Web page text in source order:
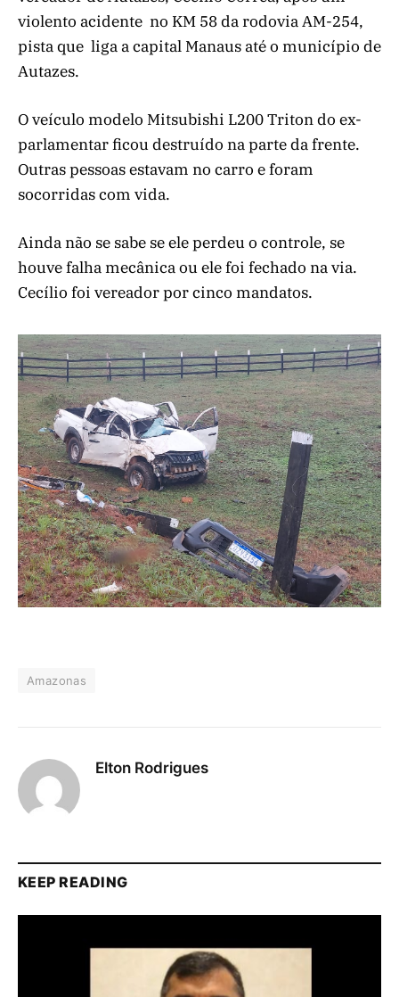
violento acidente no KM 58 da rodovia AM-254,
pista que liga a capital Manaus até o município de
Autazes.
O veículo modelo Mitsubishi L200 Triton do ex-
parlamentar ficou destruído na parte da frente.
Outras pessoas estavam no carro e foram
socorridas com vida.
Ainda não se sabe se ele perdeu o controle, se
houve falha mecânica ou ele foi fechado na via.
Cecílio foi vereador por cinco mandatos.
Amazonas
Elton Rodrigues
KEEP READING